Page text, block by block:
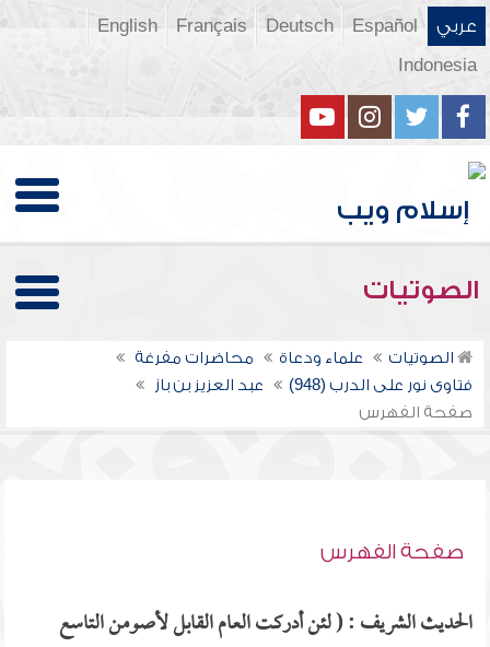
عربي Español
Deutsch
Français
English
Indonesia
الصوتيات
الصوتيات علماء ودعاة
محاضرات مفرغة
فتاوى نور على الدرب (948)
عبد العزيز بن باز
صفحة الفهرس
صفحة الفهرس
الحديث الشريف : ( لئن أدركت العام القابل لأصومن التاسع